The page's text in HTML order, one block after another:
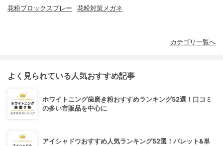
花粉ブロックスプレー 花粉対策メガネ
カテゴリ一覧へ
よく見られている人気おすすめ記事
ホワイトニング歯磨き粉おすすめランキング52選！口コミ
の多い市販品を中心に
アイシャドウおすすめ人気ランキング52選！パレット&単